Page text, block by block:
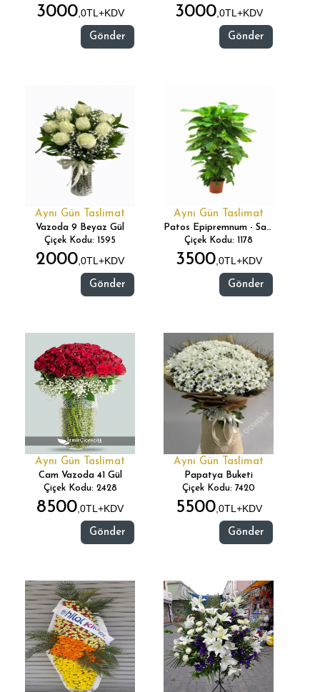
3000,0TL+KDV
Gönder
3000,0TL+KDV
Gönder
Aynı Gün Taslimat
Vazoda 9 Beyaz Gül
Çiçek Kodu: 1595
2000,0TL+KDV
Gönder
Aynı Gün Taslimat
Patos Epipremnum - Sarmaşık
Çiçek Kodu: 1178
3500,0TL+KDV
Gönder
Aynı Gün Taslimat
Cam Vazoda 41 Gül
Çiçek Kodu: 2428
8500,0TL+KDV
Gönder
Aynı Gün Taslimat
Papatya Buketi
Çiçek Kodu: 7420
5500,0TL+KDV
Gönder